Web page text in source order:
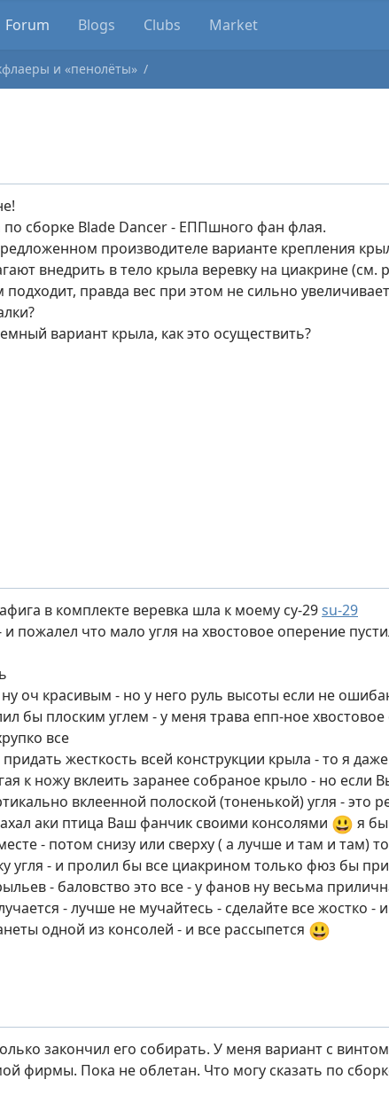
Forum Blogs Clubs Market
и «пенолёты»
сборке Blade Dancer - ЕППшного фан флая.
производителе варианте крепления
внедрить в тело крыла веревку на циакрине (см.
подходит, правда вес при этом не сильно
вариант крыла, как это осуществить?
в комплекте веревка шла к моему су-29su-29
и пожалел что мало угля на хвостовое оперение
оч красивым - но у него руль высоты если не
бы плоским углем - у меня трава епп-ное
все
жесткость всей конструкции крыла - то я
к ножу вклеить заранее собраное крыло - но если
вклеенной полоской (тоненькой) угля - это
аки птица Ваш фанчик своими консолями 😃 я бы
- потом снизу или сверху ( а лучше и там и там)
угля - и пролил бы все циакрином только фюз бы
- баловство это все - у фанов ну весьма
- лучше не мучайтесь - сделайте все жостко -
одной из консолей - и все рассыпется 😃
закончил его собирать. У меня вариант с
фирмы. Пока не облетан. Что могу сказать по